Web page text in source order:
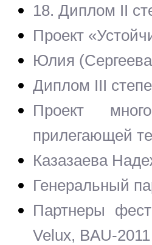
18. Диплом II
Проект
Юлия
Диплом III
Проект
прилегающей
Казазаева
Генеральный
Партнеры
Velux, BAU-2011